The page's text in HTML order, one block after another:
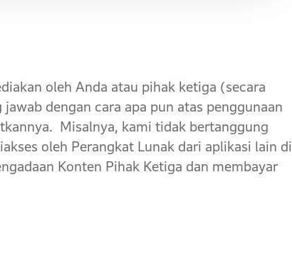
oleh Anda atau pihak ketiga (secara
dengan cara apa pun atas penggunaan
Misalnya, kami tidak bertanggung
oleh Perangkat Lunak dari aplikasi lain di
Konten Pihak Ketiga dan membayar